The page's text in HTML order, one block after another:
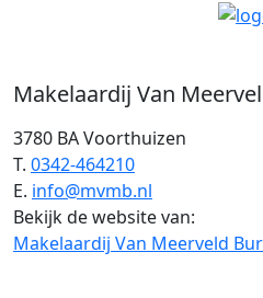
Makelaardij Van
3780 BA Voorthuizen
T. 0342-464210
E. info@mvmb.nl
Bekijk de website van:
Makelaardij Van Meerveld